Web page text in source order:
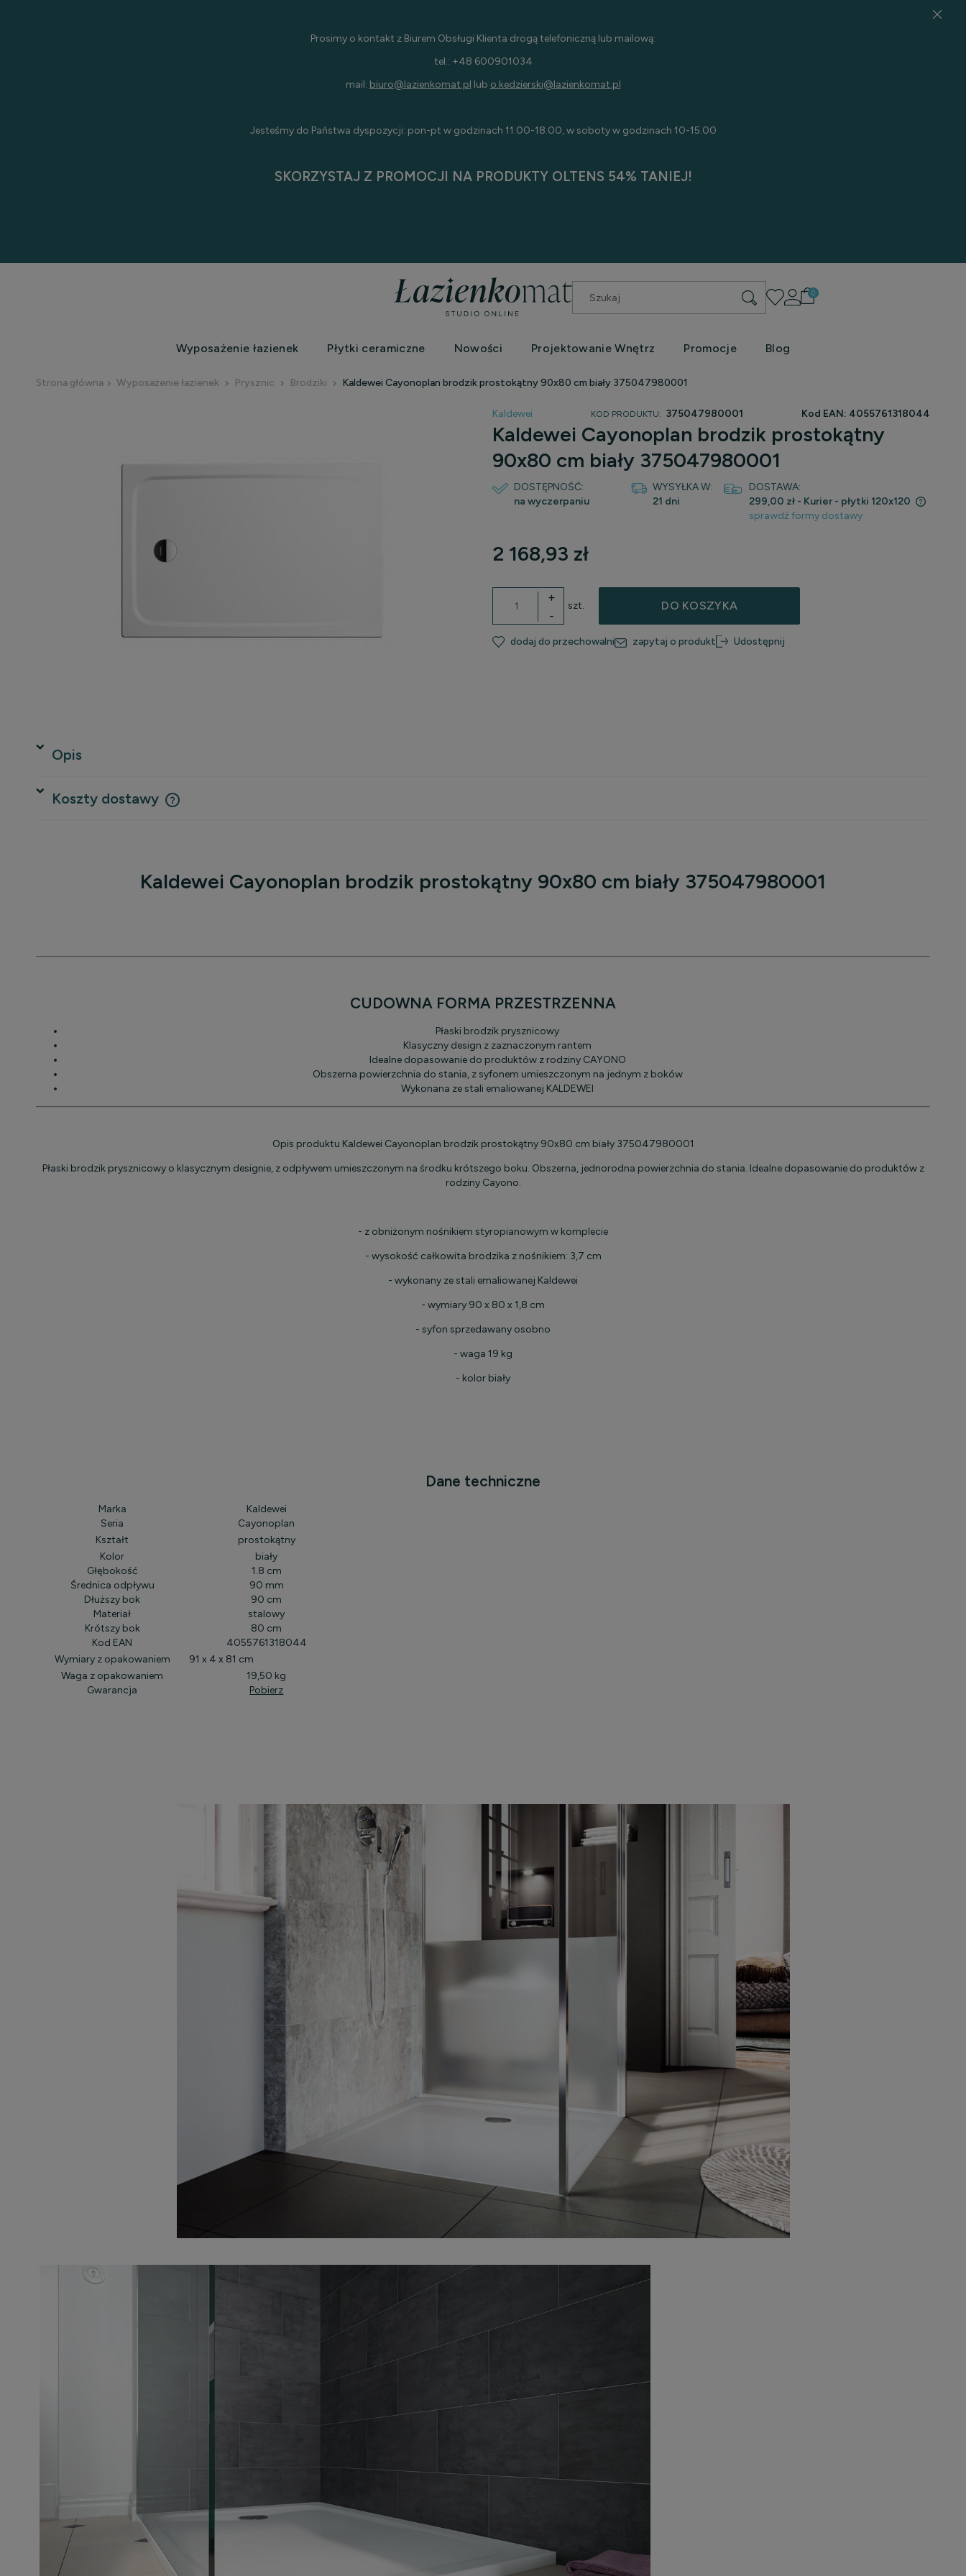
Prosimy o kontakt z Biurem Obsługi Klienta drogą telefoniczną lub mailową:
tel.: +48 600901034
mail: biuro@lazienkomat.pl lub o.kedzierski@lazienkomat.pl
Jesteśmy do Państwa dyspozycji: pon-pt w godzinach 11.00-18.00, w soboty w godzinach 10-15.00
SKORZYSTAJ Z PROMOCJI NA PRODUKTY OLTENS 54% TANIEJ!
Wyposażenie łazienek Płytki ceramiczne Nowości Projektowanie Wnętrz Promocje Blog
Strona główna Wyposażenie łazienek Prysznic Brodziki Kaldewei Cayonoplan brodzik prostokątny 90x80 cm biały 375047980001
Kaldewei KOD PRODUKTU: 375047980001 Kod EAN: 4055761318044
Kaldewei Cayonoplan brodzik prostokątny
90x80 cm biały 375047980001
DOSTĘPNOŚĆ:
na wyczerpaniu
WYSYŁKA W:
21 dni
DOSTAWA:
299,00 zł - Kurier - płytki 120x120
sprawdź formy dostawy
2 168,93 zł
-
+
szt. DO KOSZYKA
dodaj do przechowalni zapytaj o produkt Udostępnij
Opis
Koszty dostawy
Kaldewei Cayonoplan brodzik prostokątny 90x80 cm biały 375047980001
CUDOWNA FORMA PRZESTRZENNA
Płaski brodzik prysznicowy
Klasyczny design z zaznaczonym rantem
Idealne dopasowanie do produktów z rodziny CAYONO
Obszerna powierzchnia do stania, z syfonem umieszczonym na jednym z boków
Wykonana ze stali emaliowanej KALDEWEI
Opis produktu Kaldewei Cayonoplan brodzik prostokątny 90x80 cm biały 375047980001
Płaski brodzik prysznicowy o klasycznym designie, z odpływem umieszczonym na środku krótszego boku. Obszerna, jednorodna powierzchnia do stania. Idealne dopasowanie do produktów z
rodziny Cayono.
- z obniżonym nośnikiem styropianowym w komplecie
- wysokość całkowita brodzika z nośnikiem: 3,7 cm
- wykonany ze stali emaliowanej Kaldewei
- wymiary 90 x 80 x 1,8 cm
- syfon sprzedawany osobno
- waga 19 kg
- kolor biały
Dane techniczne
Marka
Kaldewei
Seria
Cayonoplan
Kształt
prostokątny
Kolor
biały
Głębokość
1.8 cm
Średnica odpływu
90 mm
Dłuższy bok
90 cm
Materiał
stalowy
Krótszy bok
80 cm
Kod EAN
4055761318044
Wymiary z opakowaniem
91 x 4 x 81 cm
Waga z opakowaniem
19,50 kg
Gwarancja
Pobierz